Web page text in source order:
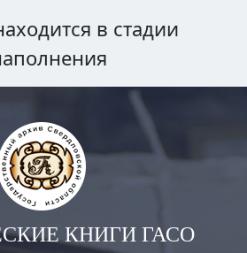
в стадии
КНИГИ ГАСО